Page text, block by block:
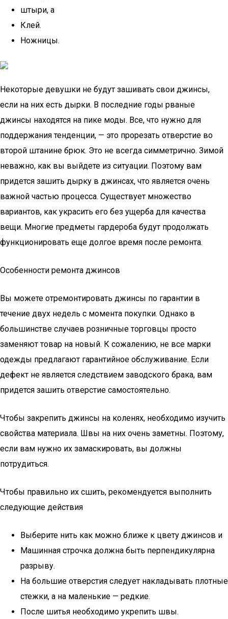
штыри, а
Клей.
Ножницы.
Некоторые девушки не будут зашивать свои джинсы,
если на них есть дырки. В последние годы рваные
джинсы находятся на пике моды. Все, что нужно для
поддержания тенденции, — это прорезать отверстие во
второй штанине брюк. Это не всегда симметрично. Зимой
неважно, как вы выйдете из ситуации. Поэтому вам
придется зашить дырку в джинсах, что является очень
важной частью процесса. Существует множество
вариантов, как украсить его без ущерба для качества
вещи. Многие предметы гардероба будут продолжать
функционировать еще долгое время после ремонта.
Особенности ремонта джинсов
Вы можете отремонтировать джинсы по гарантии в
течение двух недель с момента покупки. Однако в
большинстве случаев розничные торговцы просто
заменяют товар на новый. К сожалению, не все марки
одежды предлагают гарантийное обслуживание. Если
дефект не является следствием заводского брака, вам
придется зашить отверстие самостоятельно.
Чтобы закрепить джинсы на коленях, необходимо изучить
свойства материала. Швы на них очень заметны. Поэтому,
если вам нужно их замаскировать, вы должны
потрудиться.
Чтобы правильно их сшить, рекомендуется выполнить
следующие действия
Выберите нить как можно ближе к цвету джинсов и
Машинная строчка должна быть перпендикулярна
разрыву.
На большие отверстия следует накладывать плотные
стежки, а на маленькие — редкие.
После шитья необходимо укрепить швы.